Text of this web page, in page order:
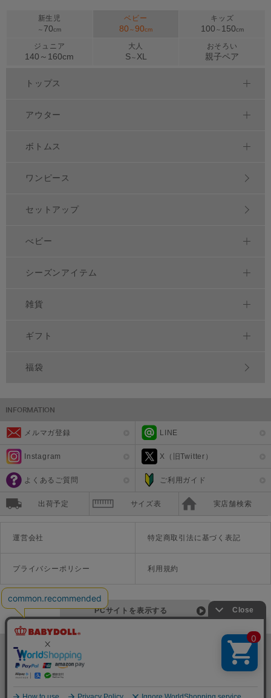
新生児
～ 70cm
ベビー
80 ～90cm
キッズ
100 ～ 150cm
ジュニア
140～ 160cm
大人
S～ XL
おそろい
親子ペア
トップス
アウター
ボトムス
ワンピース
セットアップ
べビー
シーズンアイテム
雑貨
ギフト
福袋
メルマガ登録 LINE
Instagram X（旧Twitter）
よくあるご質問 ご利用ガイド
出荷予定 サイズ表 実店舗検索
運営会社 特定商取引法に基づく表記
プライバシーポリシー 利用規約
PCサイトを表示する
©Disney ©Disney/Pixar ©Disney. Based on the "Winnie the Pooh" works by A.A. Milne and E.H. Shepard.